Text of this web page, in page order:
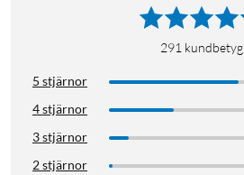
291 kundbetyg
5 stjärnor
4 stjärnor
3 stjärnor
2 stjärnor